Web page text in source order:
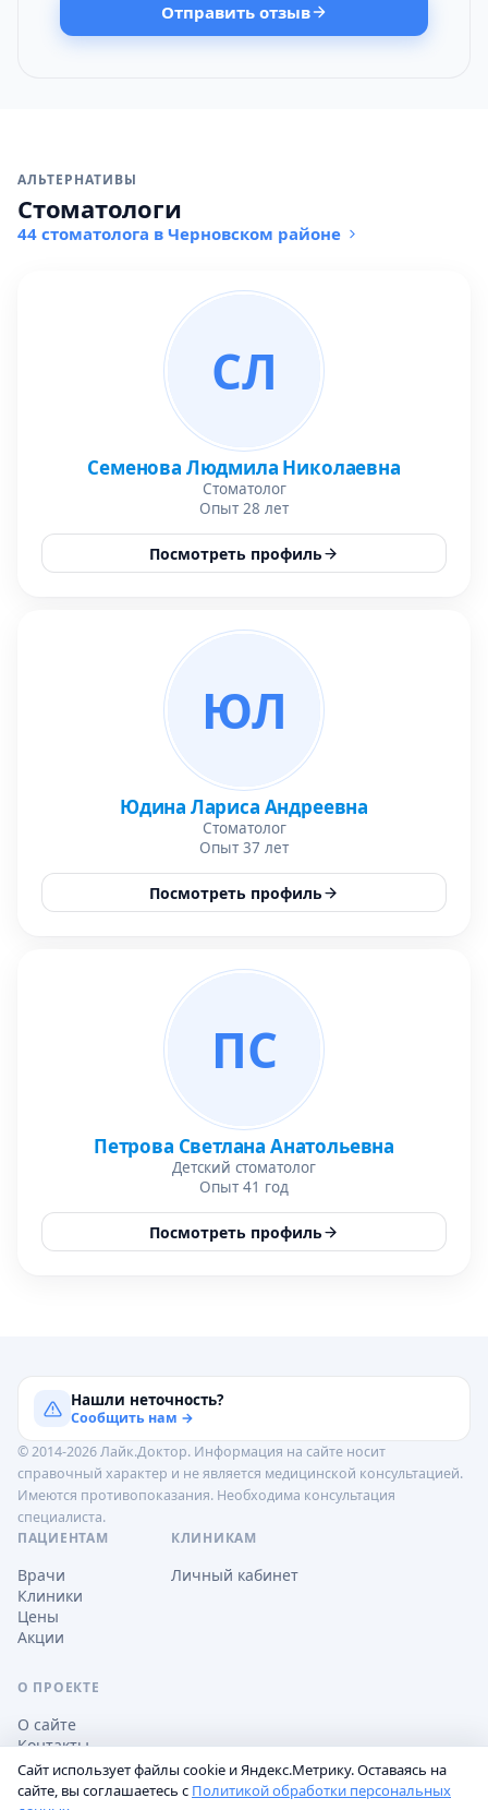
Отправить отзыв
АЛЬТЕРНАТИВЫ
Стоматологи
44 стоматолога в Черновском районе
СЛ
Семенова Людмила Николаевна
Стоматолог
Опыт 28 лет
Посмотреть профиль
ЮЛ
Юдина Лариса Андреевна
Стоматолог
Опыт 37 лет
Посмотреть профиль
ПС
Петрова Светлана Анатольевна
Детский стоматолог
Опыт 41 год
Посмотреть профиль
Нашли неточность?
Сообщить нам →
© 2014-2026 Лайк.Доктор. Информация на сайте носит
справочный характер и не является медицинской консультацией.
Имеются противопоказания. Необходима консультация
специалиста.
ПАЦИЕНТАМ
Врачи
Клиники
Цены
Акции
КЛИНИКАМ
Личный кабинет
О ПРОЕКТЕ
О сайте
Контакты
Сайт использует файлы cookie и Яндекс.Метрику. Оставаясь на
сайте, вы соглашаетесь с Политикой обработки персональных